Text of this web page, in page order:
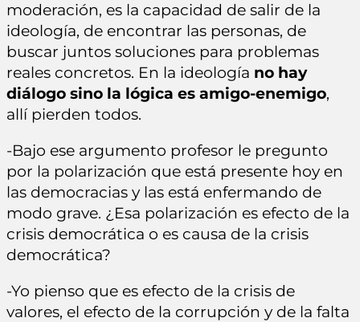
moderación, es la capacidad de salir de la
ideología, de encontrar las personas, de
buscar juntos soluciones para problemas
reales concretos. En la ideología no hay
diálogo sino la lógica es amigo-enemigo,
allí pierden todos.
-Bajo ese argumento profesor le pregunto
por la polarización que está presente hoy en
las democracias y las está enfermando de
modo grave. ¿Esa polarización es efecto de la
crisis democrática o es causa de la crisis
democrática?
-Yo pienso que es efecto de la crisis de
valores, el efecto de la corrupción y de la falta